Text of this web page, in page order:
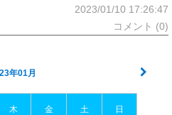
2023/01/10 17:26:47
コメント (0)
年01月
木 金 土 日